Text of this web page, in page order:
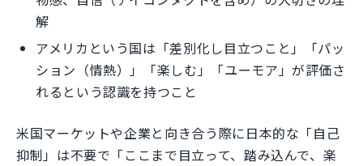
解
アメリカという国は「差別化し目立つこと」「パッ
ション（情熱）」「楽しむ」「ユーモア」が評価さ
れるという認識を持つこと
米国マーケットや企業と向き合う際に日本的な「自己
抑制」は不要で「ここまで目立って、踏み込んで、楽